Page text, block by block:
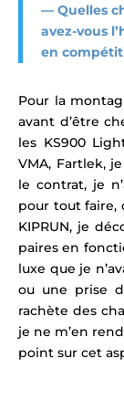
— Quelles
avez-vous
en
Pour la
avant d’être
les KS900
VMA, Fartlek,
le contrat, je
pour tout faire,
KIPRUN, je
paires en
luxe que je
ou une prise
rachète des
je ne m’en
point sur cet